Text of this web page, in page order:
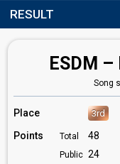
RESULT
ESDM
Song
Place 3rd
Points Total 48
Public 24